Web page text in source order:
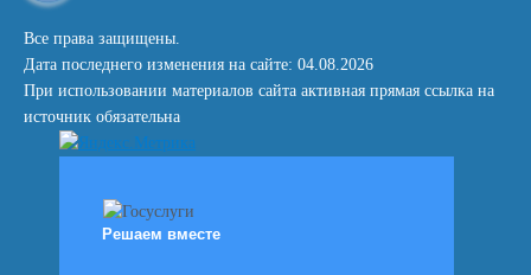
Все права защищены.
Дата последнего изменения на сайте: 04.08.2026
При использовании материалов сайта активная прямая ссылка на
источник обязательна
Решаем вместе